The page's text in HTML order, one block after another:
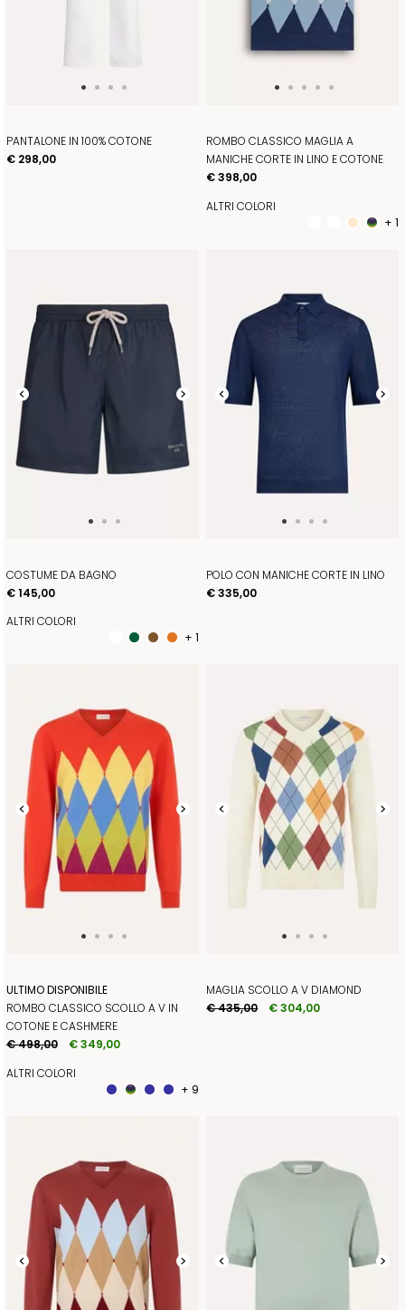
PANTALONE IN 100% COTONE
€ 298,00
ROMBO CLASSICO MAGLIA A
MANICHE CORTE IN LINO E COTONE
€ 398,00
ALTRI COLORI
+ 1
COSTUME DA BAGNO
€ 145,00
ALTRI COLORI
+ 1
POLO CON MANICHE CORTE IN LINO
€ 335,00
ULTIMO DISPONIBILE
ROMBO CLASSICO SCOLLO A V IN
COTONE E CASHMERE
€ 498,00
€ 349,00
ALTRI COLORI
+ 9
MAGLIA SCOLLO A V DIAMOND
€ 435,00
€ 304,00